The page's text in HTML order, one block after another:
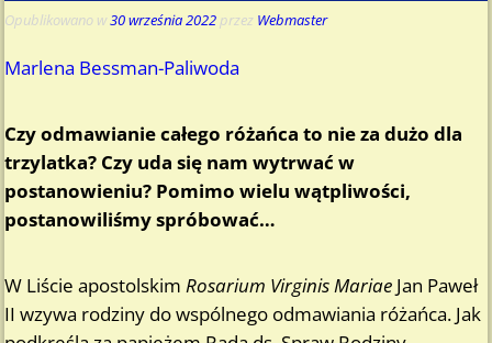
Opublikowano w30 września 2022 przez Webmaster
Marlena Bessman-Paliwoda
Czy odmawianie całego różańca to nie za dużo dla
trzylatka? Czy uda się nam wytrwać w
postanowieniu? Pomimo wielu wątpliwości,
postanowiliśmy spróbować…
W Liście apostolskimRosarium Virginis Mariae Jan Paweł
II wzywa rodziny do wspólnego odmawiania różańca. Jak